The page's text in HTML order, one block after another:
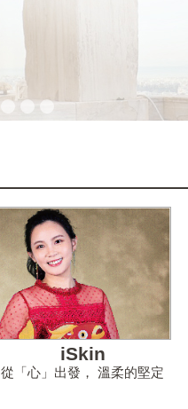
iSkin
從「心」出發， 溫柔的堅定